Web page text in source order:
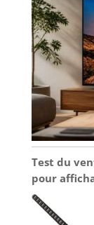
Test du
pour